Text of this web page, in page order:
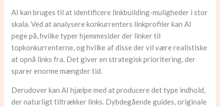
AI kan bruges til at identificere linkbuilding-muligheder i stor
skala. Ved at analysere konkurrenters linkprofiler kan AI
pege på, hvilke typer hjemmesider der linker til
topkonkurrenterne, og hvilke af disse der vil være realistiske
at opnå links fra. Det giver en strategisk prioritering, der
sparer enorme mængder tid.
Derudover kan AI hjælpe med at producere det type indhold,
der naturligt tiltrækker links. Dybdegående guides, originale